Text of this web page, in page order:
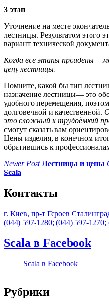
3 этап
Уточнение на месте
лестницы. Результатом этого
вариант технической
Когда все этапы пройдены—
цену лестницы.
Помните, какой бы тип
назначение лестницы— это
удобного перемещения,
долговечной и качественной.
это сложный и трудоёмкий
смогут сказать вам
Цены изделия, в конечном
обратившись к
Newer Post Лестницы и цены
Scala
Контакты
г. Киев, пр-т Героев
(044) 597-1280; (044) 597-1270;
Scala в Facebook
Scala в Facebook
Рубрики